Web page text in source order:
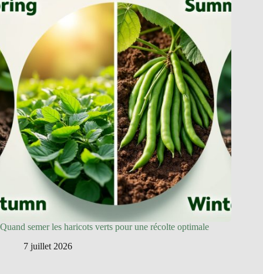
Quand semer les haricots verts pour une récolte optimale
7 juillet 2026